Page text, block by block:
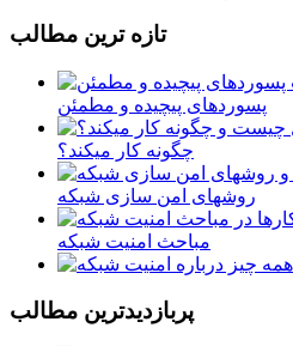
تازه ترين مطالب
پسوردهای پیچیده و مطمئن
چگونه کار میکند؟
روشهای امن سازی شبکه
مباحث امنیت شبکه
پربازديدترين مطالب